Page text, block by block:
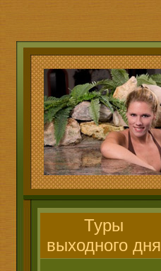
Туры
выходного дня